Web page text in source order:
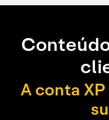
A conta